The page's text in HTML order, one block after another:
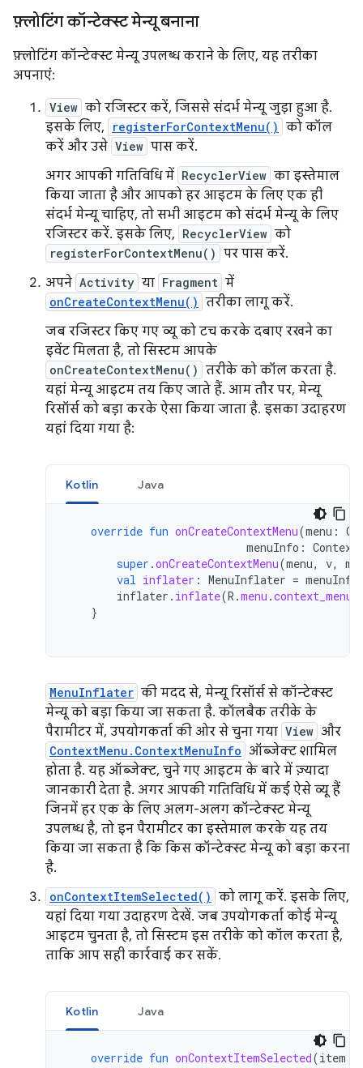
फ़्लोटिंग कॉन्टेक्स्ट मेन्यू बनाना
फ़्लोटिंग कॉन्टेक्स्ट मेन्यू उपलब्ध कराने के लिए, यह तरीका
अपनाएं:
View को रजिस्टर करें, जिससे संदर्भ मेन्यू जुड़ा हुआ है.
इसके लिए,
registerForContextMenu() को कॉल
करें और उसे View पास करें.
अगर आपकी गतिविधि में RecyclerView का इस्तेमाल
किया जाता है और आपको हर आइटम के लिए एक ही
संदर्भ मेन्यू चाहिए, तो सभी आइटम को संदर्भ मेन्यू के लिए
रजिस्टर करें. इसके लिए, RecyclerView को
registerForContextMenu() पर पास करें.
अपने Activity या Fragment में
onCreateContextMenu() तरीका लागू करें.
जब रजिस्टर किए गए व्यू को टच करके दबाए रखने का
इवेंट मिलता है, तो सिस्टम आपके
onCreateContextMenu() तरीके को कॉल करता है.
यहां मेन्यू आइटम तय किए जाते हैं. आम तौर पर, मेन्यू
रिसॉर्स को बड़ा करके ऐसा किया जाता है. इसका उदाहरण
यहां दिया गया है:
Kotlin Java
override fun onCreateContextMenu(menu :
menuInfo :
super .onCreateContextMenu(menu, v,
val inflater : MenuInflater =
inflater . inflate(R .menu .context_menu
}
MenuInflater की मदद से, मेन्यू रिसॉर्स से कॉन्टेक्स्ट
मेन्यू को बड़ा किया जा सकता है. कॉलबैक तरीके के
पैरामीटर में, उपयोगकर्ता की ओर से चुना गया View और
ContextMenu.ContextMenuInfo ऑब्जेक्ट शामिल
होता है. यह ऑब्जेक्ट, चुने गए आइटम के बारे में ज़्यादा
जानकारी देता है. अगर आपकी गतिविधि में कई ऐसे व्यू हैं
जिनमें हर एक के लिए अलग-अलग कॉन्टेक्स्ट मेन्यू
उपलब्ध है, तो इन पैरामीटर का इस्तेमाल करके यह तय
किया जा सकता है कि किस कॉन्टेक्स्ट मेन्यू को बड़ा करना
है.
onContextItemSelected() को लागू करें. इसके लिए,
यहां दिया गया उदाहरण देखें. जब उपयोगकर्ता कोई मेन्यू
आइटम चुनता है, तो सिस्टम इस तरीके को कॉल करता है,
ताकि आप सही कार्रवाई कर सकें.
Kotlin Java
override fun onContextItemSelected(item